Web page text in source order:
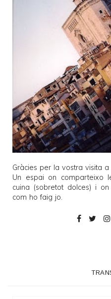
Gràcies per la vostra visita a
Un espai on comparteixo
cuina (sobretot dolces) i
com ho faig jo.